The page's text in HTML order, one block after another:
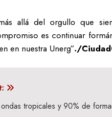
allá del orgullo que
es continuar
en nuestra Unerg”./
tropicales y 90% de